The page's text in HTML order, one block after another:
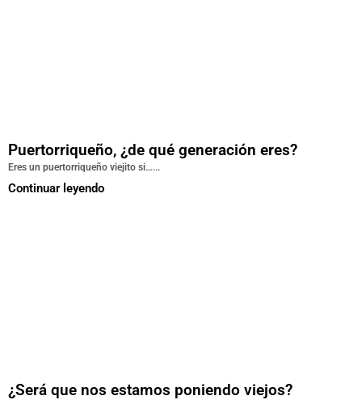
Puertorriqueño, ¿de qué generación eres?
Eres un puertorriqueño viejito si…...
Continuar leyendo
¿Será que nos estamos poniendo viejos?